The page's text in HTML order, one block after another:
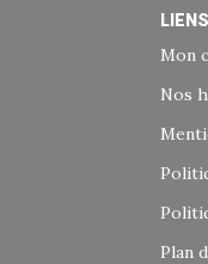
Mon
Nos
Plan